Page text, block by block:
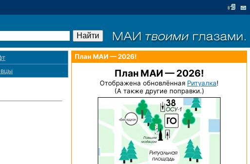
План МАИ — 2026!
План МАИ — 2026!
Отображена обновлённая Ритуалка!
(А также другие поправки.)